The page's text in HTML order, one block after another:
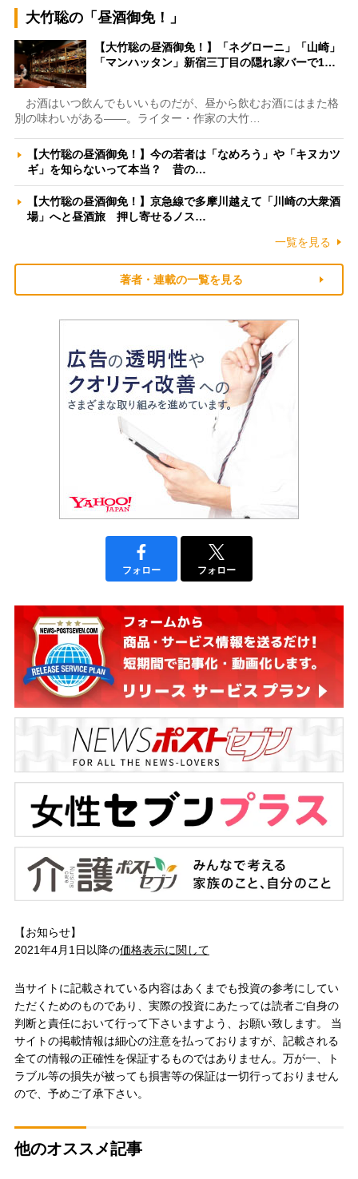
大竹聡の「昼酒御免！」
【大竹聡の昼酒御免！】「ネグローニ」「山崎」
「マンハッタン」新宿三丁目の隠れ家バーで1…
お酒はいつ飲んでもいいものだが、昼から飲むお酒にはまた格
別の味わいがある――。ライター・作家の大竹…
【大竹聡の昼酒御免！】今の若者は「なめろう」や「キヌカツ
ギ」を知らないって本当？ 昔の…
【大竹聡の昼酒御免！】京急線で多摩川越えて「川崎の大衆酒
場」へと昼酒旅 押し寄せるノス…
一覧を見る
著者・連載の一覧を見る
フォロー フォロー
【お知らせ】
2021年4月1日以降の価格表示に関して
当サイトに記載されている内容はあくまでも投資の参考にしてい
ただくためのものであり、実際の投資にあたっては読者ご自身の
判断と責任において行って下さいますよう、お願い致します。 当
サイトの掲載情報は細心の注意を払っておりますが、記載される
全ての情報の正確性を保証するものではありません。万が一、ト
ラブル等の損失が被っても損害等の保証は一切行っておりません
ので、予めご了承下さい。
他のオススメ記事